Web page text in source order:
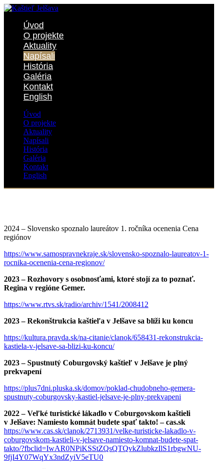
Úvod
O projekte
Aktuality
Napísali
História
Galéria
Kontakt
English
Úvod
O projekte
Aktuality
Napísali
História
Galéria
Kontakt
English
2024 – Slovensko spoznalo laureátov 1. ročníka ocenenia Cena
regiónov
https://www.samospravnekraje.sk/slovensko-spoznalo-laureatov-1-
rocnika-ocenenia-cena-regionov/
2023 – Rozhovory s osobnosťami, ktoré stojí za to poznať.
Regina v regióne Gemer.
https://www.rtvs.sk/radio/archiv/1541/2008412
2023 – Rekonštrukcia kaštieľa v Jelšave sa blíži ku koncu
https://kultura.pravda.sk/na-citanie/clanok/658431-rekonstrukcia-
kastiela-v-jelsave-sa-blizi-ku-koncu/
2023 – Spustnutý Coburgovský kaštieľ v Jelšave je plný
prekvapení
https://plus7dni.pluska.sk/domov/poklad-chudobneho-gemera-
spustnuty-coburgovsky-kastiel-jelsave-je-plny-prekvapeni
2022 – Veľké turistické lákadlo v Coburgovskom kaštieli
v Jelšave: Namiesto komnát budete spať takto! – cas.sk
https://www.cas.sk/clanok/2713931/velke-turisticke-lakadlo-v-
coburgovskom-kastieli-v-jelsave-namiesto-komnat-budete-spat-
takto/?fbclid=IwAR0NPiKSStZQsQTQvkZlubkzIlS1rbgwNU-
9fjI4Y07WqYx3ndZyiV5eTU0